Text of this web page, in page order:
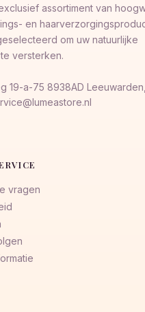
assortiment van
en
om uw natuurlijke
versterken.
19-a-75 8938AD
vragen